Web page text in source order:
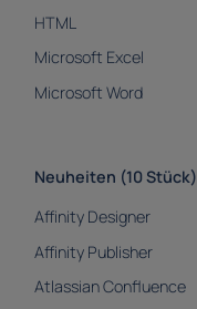
HTML
Microsoft Excel
Microsoft Word
Neuheiten (10 Stück)
Affinity Designer
Affinity Publisher
Atlassian Confluence